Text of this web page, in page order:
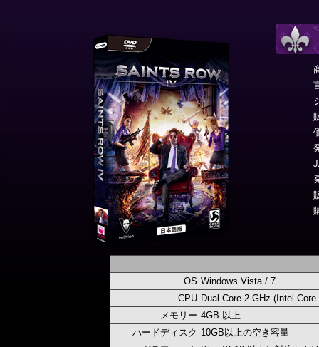
OS Windows Vista / 7
CPU Dual Core 2 GHz (Intel
メモリー 4GB 以上
ハードディスク 10GB以上の空き容量